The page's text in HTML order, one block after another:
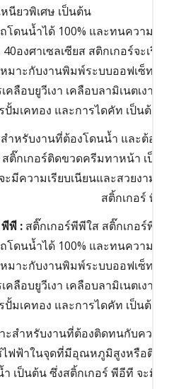
นียวพิเศษ เป็นต้น
โดนน้ำได้ 100% และทนความร้
องศาเซลเซียส สติกเกอร์จะเริ่
หมาะกับงานพิมพ์ระบบออฟเซ็ท
คลือบยูวีเงา เคลือบลามิเนตเงา
ปั้มเคทอง และการไดคัท เป็นต้น
ำหรับงานที่ต้องโดนน้ำ และต้อง
ติ๊กเกอร์ติดขวดครีมทาหน้า เป็น
ะมีความเรียบเนียนและสวยงา
สติ้กเกอร์ พีวี
พี : สติ๊กเกอร์พีพีใส สติ๊กเกอร์พีพี
โดนน้ำได้ 100% และทนความร้
หมาะกับงานพิมพ์ระบบออฟเซ็ท
คลือบยูวีเงา เคลือบลามิเนตเงา
ปั้มเคทอง และการไดคัท เป็นต้น
ะสำหรับงานที่ต้องติดทนกับควา
ไฟฟ้าในจุดที่มีอุณหภูมิสูงหรือติ
เป็นต้น ซึ่งสติ้กเกอร์ พีอีที จะมี